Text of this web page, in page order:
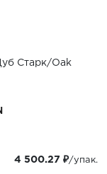
Старк/Oak
4 500.27 ₽/упак.